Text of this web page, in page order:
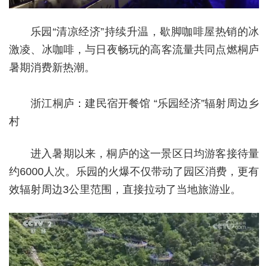
乐园“清凉经济”持续升温，歇脚咖啡屋热销的冰
激凌、冰咖啡，与日夜畅玩的高客流量共同点燃桐庐
暑期消费新热潮。
浙江桐庐：建民宿开餐馆 “乐园经济”辐射周边乡
村
进入暑期以来，桐庐的这一景区日均游客接待量
约6000人次。乐园的火爆不仅带动了园区消费，更有
效辐射周边3公里范围，直接拉动了当地旅游业。